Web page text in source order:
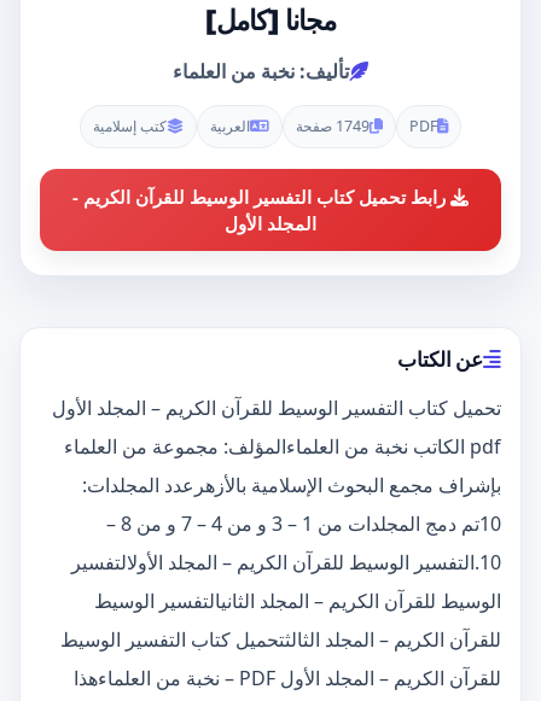
مجانا [كامل]
تأليف: نخبة من العلماء
PDF 1749 صفحة العربية كتب إسلامية
رابط تحميل كتاب التفسير الوسيط للقرآن الكريم -
المجلد الأول
عن الكتاب
تحميل كتاب التفسير الوسيط للقرآن الكريم – المجلد الأول
pdf الكاتب نخبة من العلماءالمؤلف: مجموعة من العلماء
بإشراف مجمع البحوث الإسلامية بالأزهرعدد المجلدات:
10تم دمج المجلدات من 1 – 3 و من 4 – 7 و من 8 –
10.التفسير الوسيط للقرآن الكريم – المجلد الأولالتفسير
الوسيط للقرآن الكريم – المجلد الثانيالتفسير الوسيط
للقرآن الكريم – المجلد الثالثتحميل كتاب التفسير الوسيط
للقرآن الكريم – المجلد الأول PDF – نخبة من العلماءهذا